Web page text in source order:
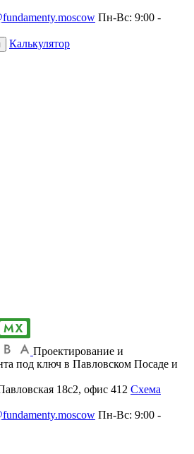
Пн-Вс: 9:00 -
Калькулятор
Проектирование и
под ключ в Павловском Посаде и
18с2, офис 412 Cхема
Пн-Вс: 9:00 -